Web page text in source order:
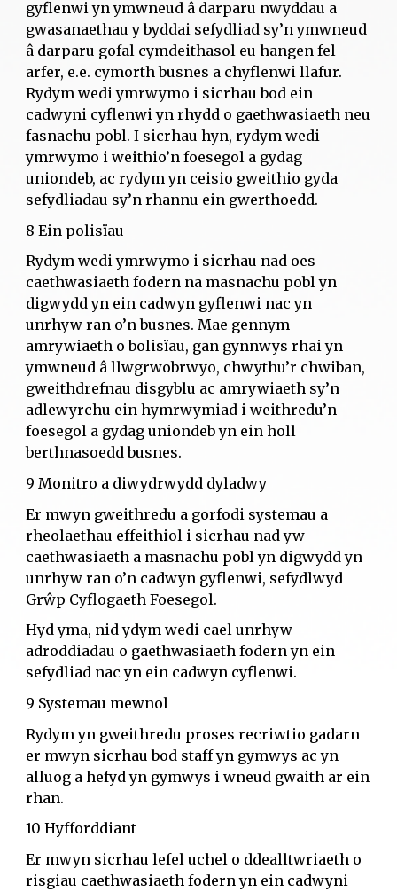
gyflenwi yn ymwneud â darparu nwyddau a
gwasanaethau y byddai sefydliad sy’n ymwneud
â darparu gofal cymdeithasol eu hangen fel
arfer, e.e. cymorth busnes a chyflenwi llafur.
Rydym wedi ymrwymo i sicrhau bod ein
cadwyni cyflenwi yn rhydd o gaethwasiaeth neu
fasnachu pobl. I sicrhau hyn, rydym wedi
ymrwymo i weithio’n foesegol a gydag
uniondeb, ac rydym yn ceisio gweithio gyda
sefydliadau sy’n rhannu ein gwerthoedd.
8 Ein polisïau
Rydym wedi ymrwymo i sicrhau nad oes
caethwasiaeth fodern na masnachu pobl yn
digwydd yn ein cadwyn gyflenwi nac yn
unrhyw ran o’n busnes. Mae gennym
amrywiaeth o bolisïau, gan gynnwys rhai yn
ymwneud â llwgrwobrwyo, chwythu’r chwiban,
gweithdrefnau disgyblu ac amrywiaeth sy’n
adlewyrchu ein hymrwymiad i weithredu’n
foesegol a gydag uniondeb yn ein holl
berthnasoedd busnes.
9 Monitro a diwydrwydd dyladwy
Er mwyn gweithredu a gorfodi systemau a
rheolaethau effeithiol i sicrhau nad yw
caethwasiaeth a masnachu pobl yn digwydd yn
unrhyw ran o’n cadwyn gyflenwi, sefydlwyd
Grŵp Cyflogaeth Foesegol.
Hyd yma, nid ydym wedi cael unrhyw
adroddiadau o gaethwasiaeth fodern yn ein
sefydliad nac yn ein cadwyn cyflenwi.
9 Systemau mewnol
Rydym yn gweithredu proses recriwtio gadarn
er mwyn sicrhau bod staff yn gymwys ac yn
alluog a hefyd yn gymwys i wneud gwaith ar ein
rhan.
10 Hyfforddiant
Er mwyn sicrhau lefel uchel o ddealltwriaeth o
risgiau caethwasiaeth fodern yn ein cadwyni